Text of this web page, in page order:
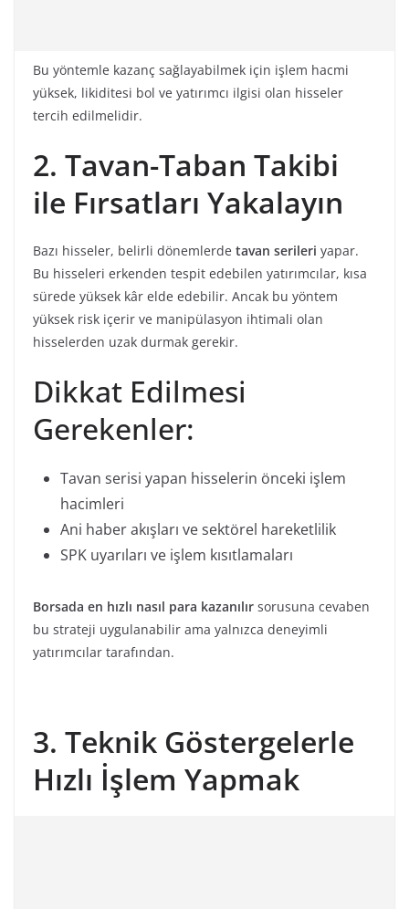
Bu yöntemle kazanç sağlayabilmek için işlem hacmi
yüksek, likiditesi bol ve yatırımcı ilgisi olan hisseler
tercih edilmelidir.
2. Tavan-Taban Takibi
ile Fırsatları Yakalayın
Bazı hisseler, belirli dönemlerde tavan serileri yapar.
Bu hisseleri erkenden tespit edebilen yatırımcılar, kısa
sürede yüksek kâr elde edebilir. Ancak bu yöntem
yüksek risk içerir ve manipülasyon ihtimali olan
hisselerden uzak durmak gerekir.
Dikkat Edilmesi
Gerekenler:
Tavan serisi yapan hisselerin önceki işlem
hacimleri
Ani haber akışları ve sektörel hareketlilik
SPK uyarıları ve işlem kısıtlamaları
Borsada en hızlı nasıl para kazanılır sorusuna cevaben
bu strateji uygulanabilir ama yalnızca deneyimli
yatırımcılar tarafından.
3. Teknik Göstergelerle
Hızlı İşlem Yapmak